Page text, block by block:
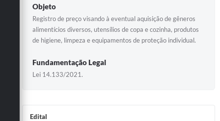
Objeto
Registro de preço visando à eventual aquisição de gêneros
alimentícios diversos, utensílios de copa e cozinha, produtos
de higiene, limpeza e equipamentos de proteção individual.
Fundamentação Legal
Lei 14.133/2021.
Edital